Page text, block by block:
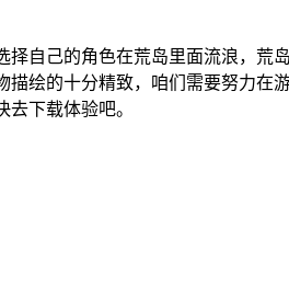
择自己的角色在荒岛里面流浪，
绘的十分精致，咱们需要努力
下载体验吧。